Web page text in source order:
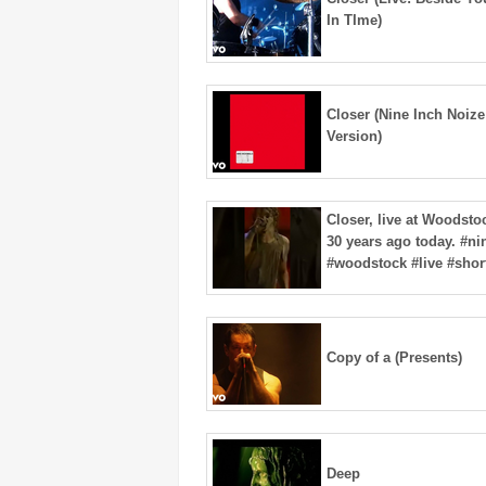
In TIme)
Closer (Nine Inch Noize
Version)
Closer, live at
30 years ago today.
#woodstock #live
Copy of a (Presents)
Deep